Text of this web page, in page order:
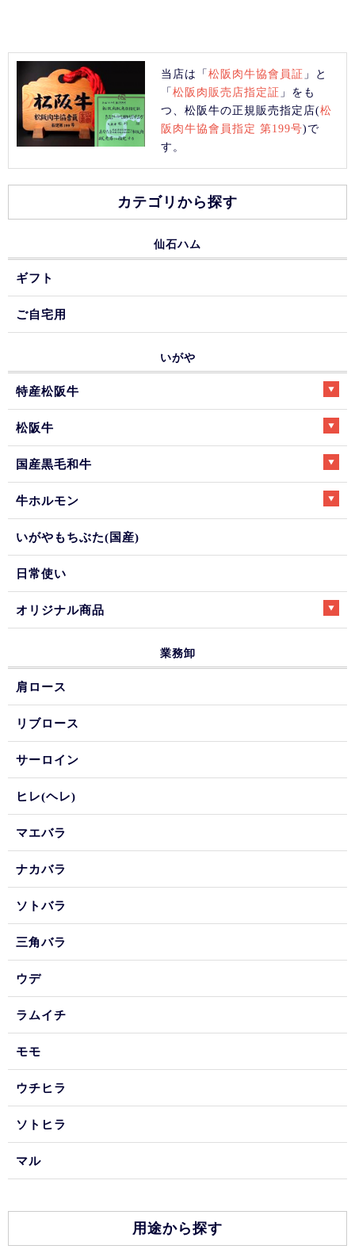
当店は「松阪肉牛協會員証 」と
「松阪肉販売店指定証 」をも
つ、松阪牛の正規販売指定店(松
阪肉牛協會員指定 第199号)で
す。
カテゴリから探す
仙石ハム
ギフト
ご自宅用
いがや
特産松阪牛
松阪牛
国産黒毛和牛
牛ホルモン
いがやもちぶた(国産)
日常使い
オリジナル商品
業務卸
肩ロース
リブロース
サーロイン
ヒレ(ヘレ)
マエバラ
ナカバラ
ソトバラ
三角バラ
ウデ
ラムイチ
モモ
ウチヒラ
ソトヒラ
マル
用途から探す